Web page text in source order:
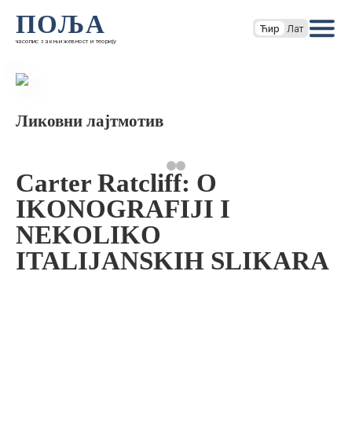
ПОЉА
часопис за књижевност и теорију
Ћир Лат
Ликовни лајтмотив
Carter Ratcliff: O
IKONOGRAFIJI I
NEKOLIKO
ITALIJANSKIH SLIKARA